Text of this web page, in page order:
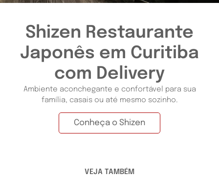
Shizen Restaurante
Japonês em Curitiba
com Delivery
Ambiente aconchegante e confortável para sua
família, casais ou até mesmo sozinho.
Conheça o Shizen
VEJA TAMBÉM